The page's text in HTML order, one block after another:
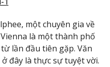
một chuyên gia về
là một thành phố
lần đầu tiên gặp. Văn
đây là thực sự tuyệt vời.